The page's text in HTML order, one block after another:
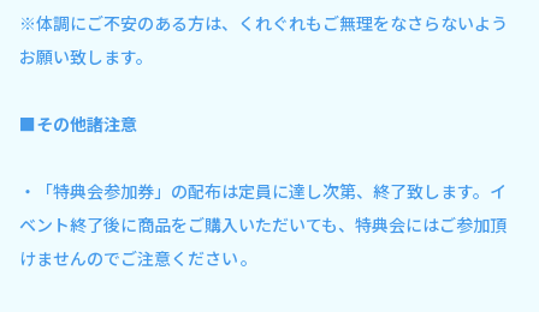
※体調にご不安のある方は、くれぐれもご無理をなさらないよう
お願い致します。
■その他諸注意
・「特典会参加券」の配布は定員に達し次第、終了致します。イ
ベント終了後に商品をご購入いただいても、特典会にはご参加頂
けませんのでご注意ください 。